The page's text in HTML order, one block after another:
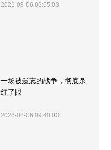
2026-08-06 09:55:03
一场被遗忘的战争，彻底杀
红了眼
2026-08-06 09:40:03